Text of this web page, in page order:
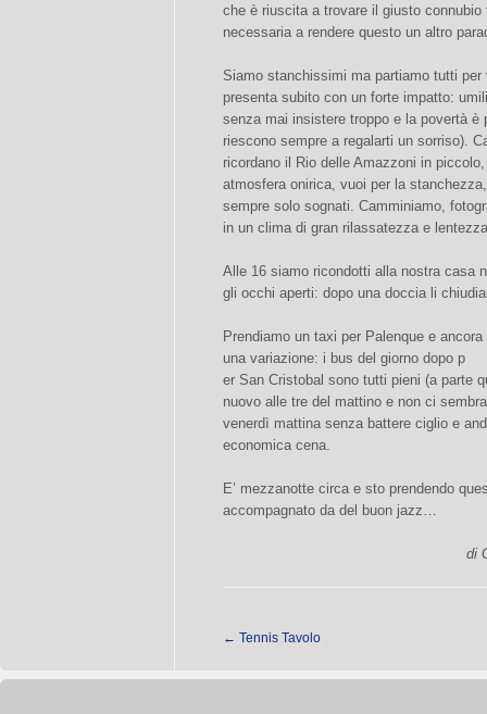
che è riuscita a trovare il giusto
necessaria a rendere questo un altro
Siamo stanchissimi ma partiamo tutti
presenta subito con un forte impatto:
senza mai insistere troppo e la povertà è
riescono sempre a regalarti un sorriso).
ricordano il Rio delle Amazzoni in
atmosfera onirica, vuoi per la
sempre solo sognati. Camminiamo,
in un clima di gran rilassatezza e
Alle 16 siamo ricondotti alla nostra casa
gli occhi aperti: dopo una doccia li
Prendiamo un taxi per Palenque e
una variazione: i bus del giorno dopo p
er San Cristobal sono tutti pieni (a parte
nuovo alle tre del mattino e non ci
venerdì mattina senza battere ciglio e
economica cena.
E’ mezzanotte circa e sto prendendo
accompagnato da del buon jazz…
di
← Tennis Tavolo